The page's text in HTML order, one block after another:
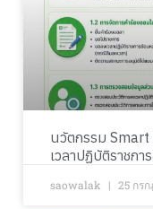
นวัตกรรม
เวลาปฏิบัติราชก
saowalak 25 กร